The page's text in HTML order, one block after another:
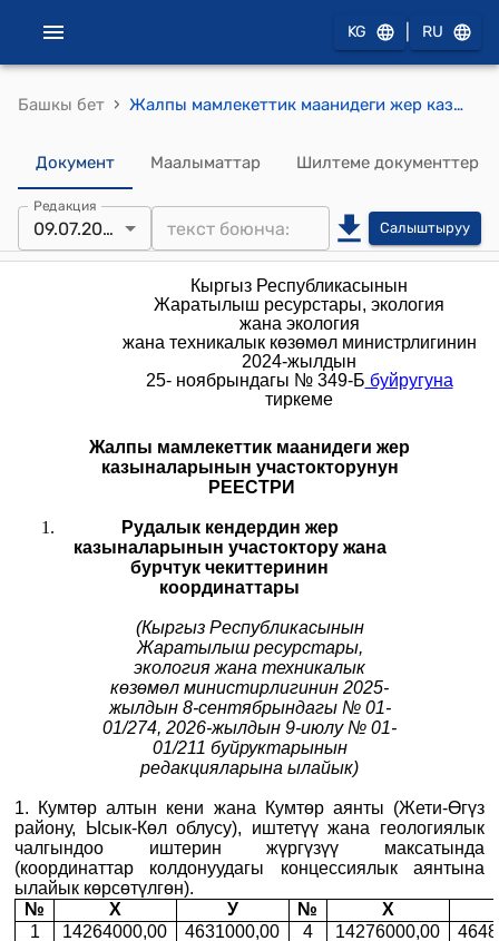
KG RU
Башкы бет › Жалпы мамлекеттик маанидеги жер казыналарынын участокторунун Реестри (Кыргыз Республикасынын Жаратылыш ресурстары, экология жана техникалык көзөмөл министрлигинин 2024-жылдын 25-ноябрындагы № 349-П буйругуна тиркеме)
Документ Маалыматтар Шилтеме документтер
Редакция
09.07.2026 Салыштыруу